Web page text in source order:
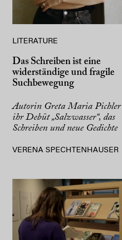
LITERATURE
Das Schreiben ist eine
widerständige und fragile
Suchbewegung
Autorin Greta Maria Pichler
ihr Debüt „Salzwasser“, das
Schreiben und neue Gedichte
VERENA SPECHTENHAUSER